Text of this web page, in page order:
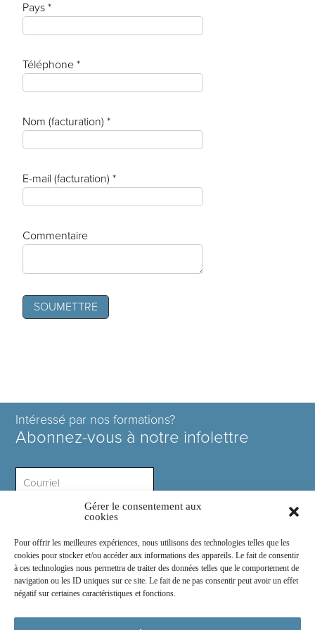
Gérer le consentement aux
cookies
Pour offrir les meilleures expériences, nous utilisons des technologies telles que les
cookies pour stocker et/ou accéder aux informations des appareils. Le fait de consentir
à ces technologies nous permettra de traiter des données telles que le comportement de
navigation ou les ID uniques sur ce site. Le fait de ne pas consentir peut avoir un effet
négatif sur certaines caractéristiques et fonctions.
Pays *
Téléphone *
Nom (facturation) *
E-mail (facturation) *
Commentaire
Intéressé par nos formations?
Abonnez-vous à notre infolettre